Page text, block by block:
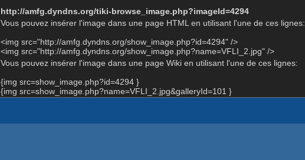
http://amfg.dyndns.org/tiki-browse_image.php?imageId=4294
Vous pouvez insérer l'image dans une page HTML en utilisant l'une de ces lignes:
<img src="http://amfg.dyndns.org/show_image.php?id=4294" />
<img src="http://amfg.dyndns.org/show_image.php?name=VFLI_2.jpg" />
Vous pouvez insérer l'image dans une page Wiki en utilisant l'une de ces lignes:
{img src=show_image.php?id=4294 }
{img src=show_image.php?name=VFLI_2.jpg&galleryId=101 }